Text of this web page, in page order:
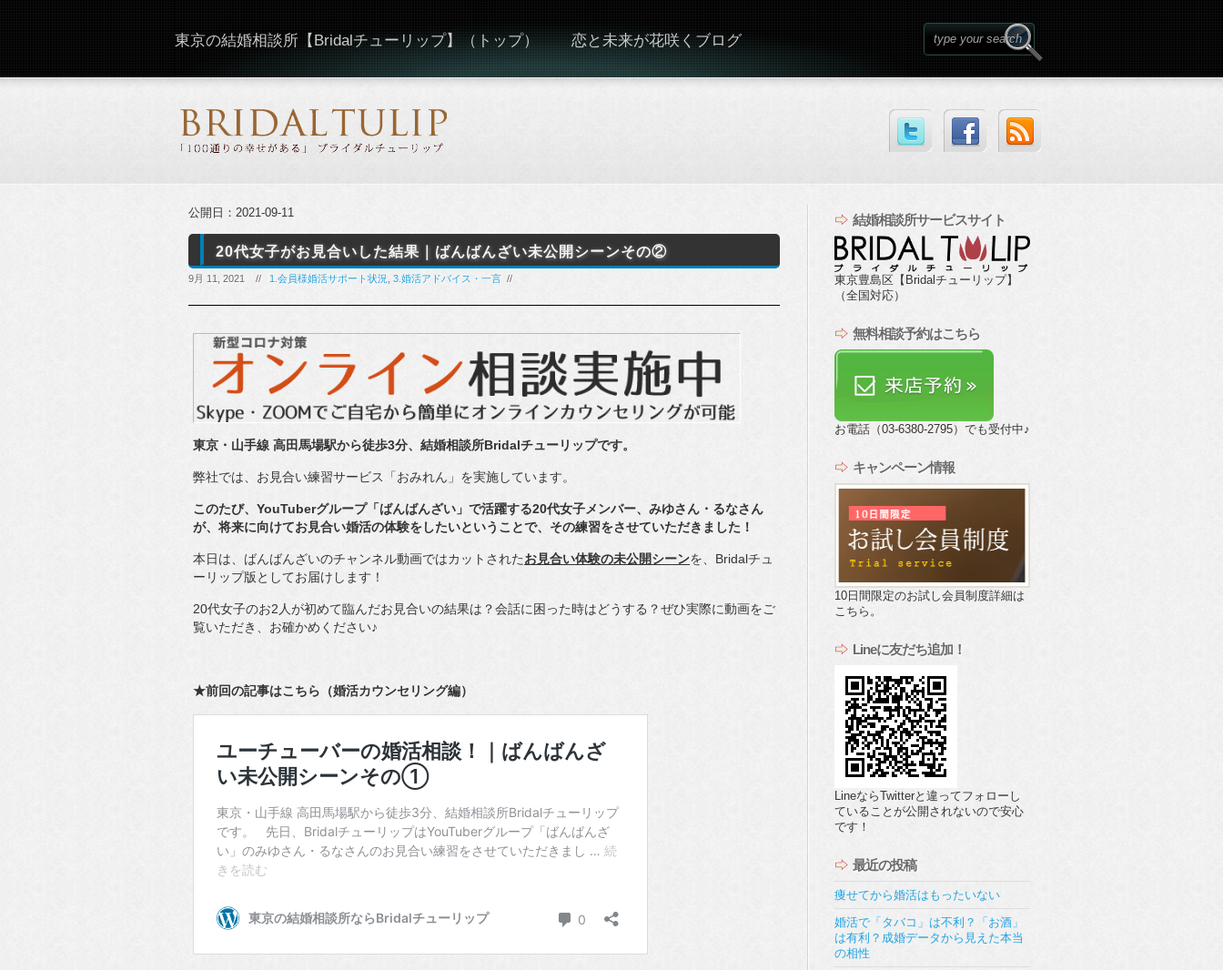
東京の結婚相談所【Bridalチューリップ】（トップ） 恋と未来が花咲くブログ
公開日： 2021-09-11
20代女子がお見合いした結果｜ばんばんざい未公開シーンその②
9月 11, 2021 // 1.会員様婚活サポート状況 3.婚活アドバイス・一言 //
東京・山手線 高田馬場駅から徒歩3分、結婚相談所Bridalチューリップです。
弊社では、お見合い練習サービス「おみれん」を実施しています。
このたび、YouTuberグループ「ばんばんざい」で活躍する20代女子メンバー、みゆさん・るなさん
が、将来に向けてお見合い婚活の体験をしたいということで、その練習をさせていただきました！
本日は、ばんばんざいのチャンネル動画ではカットされたお見合い体験の未公開シーンを、Bridalチュ
ーリップ版としてお届けします！
20代女子のお2人が初めて臨んだお見合いの結果は？会話に困った時はどうする？ぜひ実際に動画をご
覧いただき、お確かめください♪
★前回の記事はこちら（婚活カウンセリング編）
結婚相談所サービスサイト
東京豊島区【Bridalチューリップ】
（全国対応）
無料相談予約はこちら
お電話（03-6380-2795）でも受付中♪
キャンペーン情報
10日間限定のお試し会員制度詳細は
こちら。
Lineに友だち追加！
LineならTwitterと違ってフォローし
ていることが公開されないので安心
です！
最近の投稿
痩せてから婚活はもったいない
婚活で「タバコ」は不利？「お酒」
は有利？成婚データから見えた本当
の相性